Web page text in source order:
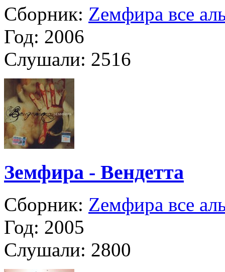
Сборник: Zемфира все
Год: 2006
Слушали: 2516
Земфира - Вендетта
Сборник: Zемфира все
Год: 2005
Слушали: 2800